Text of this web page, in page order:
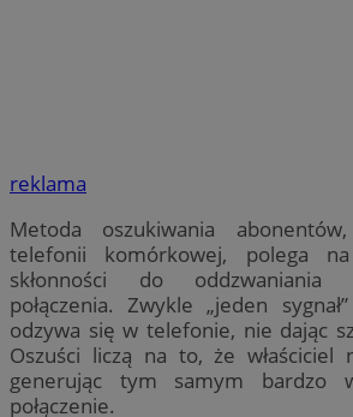
reklama
Metoda oszukiwania
telefonii komórkowej, polega na
skłonności do oddzwaniania
połączenia. Zwykle „jeden
odzywa się w telefonie, nie dając
Oszuści liczą na to, że właściciel
generując tym samym bardzo
połączenie.